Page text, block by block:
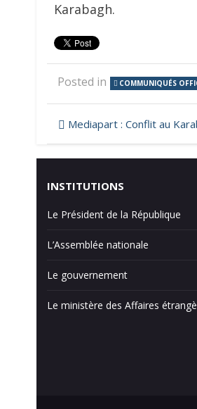
Karabagh.
Posted in COMMUNIQUÉS
Navigation
de
l’article
Mediapart : Conflit au Karabagh, où l’urgence
INSTITUTIONS
Le Président de la République
L’Assemblée nationale
Le gouvernement
Le ministère des Affaires